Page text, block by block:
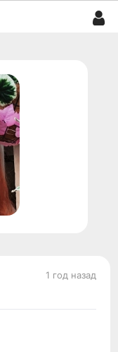
1 год назад